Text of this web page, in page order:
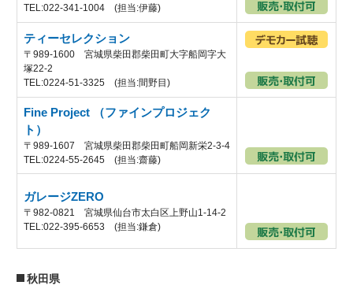
TEL:022-341-1004 (担当:伊藤)
ティーセレクション
〒989-1600 宮城県柴田郡柴田町大字船岡字大
塚22-2
TEL:0224-51-3325 (担当:間野目)
Fine Project （ファインプロジェク
ト）
〒989-1607 宮城県柴田郡柴田町船岡新栄2-3-4
TEL:0224-55-2645 (担当:齋藤)
ガレージZERO
〒982-0821 宮城県仙台市太白区上野山1-14-2
TEL:022-395-6653 (担当:鎌倉)
秋田県